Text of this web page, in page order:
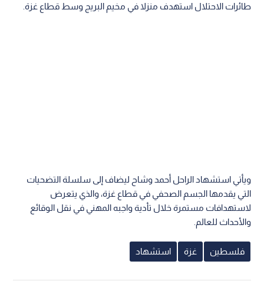
طائرات الاحتلال استهدف منزلا في مخيم البريج وسط قطاع غزة.
ويأتي استشهاد الراحل أحمد وشاح ليضاف إلى سلسلة التضحيات
التي يقدمها الجسم الصحفي في قطاع غزة، والذي يتعرض
لاستهدافات مستمرة خلال تأدية واجبه المهني في نقل الوقائع
والأحداث للعالم.
فلسطين غزة استشهاد